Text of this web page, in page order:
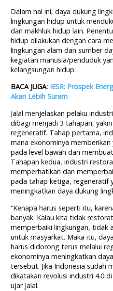
Dalam hal ini, daya dukung
lingkungan hidup untuk
dan makhluk hidup lain.
hidup dilakukan dengan cara
lingkungan alam dan sumber
kegiatan manusia/penduduk
kelangsungan hidup.
BACA JUGA: IESR: Prospek
Akan Lebih Suram
Jalal menjelaskan pelaku
dibagi menjadi 3 tahapan,
regeneratif. Tahap pertama,
mana ekonominya
pada level bawah dan
Tahapan kedua, industri
memperhatikan dan
pada tahap ketiga, regeneratif
meningkatkan daya dukung
“Kenapa harus seperti itu,
banyak. Kalau kita tidak
memperbaiki lingkungan, tidak
untuk masyarkat. Maka itu,
harus didorong terus melalui
ekonominya meningkatkan
tersebut. Jika Indonesia sudah
dikatakan revolusi industri 4.0
ujar Jalal.